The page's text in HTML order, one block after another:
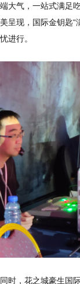
端大气，一站式满足
美呈现，国际金钥匙
忧进行。
同时，花之城豪生国